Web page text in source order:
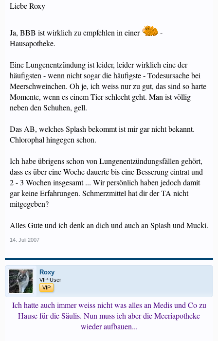
Liebe Roxy
Ja, BBB ist wirklich zu empfehlen in einer
-
Hausapotheke.
Eine Lungenentzündung ist leider, leider wirklich eine der
häufigsten - wenn nicht sogar die häufigste - Todesursache bei
Meerschweinchen. Oh je, ich weiss nur zu gut, das sind so harte
Momente, wenn es einem Tier schlecht geht. Man ist völlig
neben den Schuhen, gell.
Das AB, welches Splash bekommt ist mir gar nicht bekannt.
Chlorophal hingegen schon.
Ich habe übrigens schon von Lungenentzündungsfällen gehört,
dass es über eine Woche dauerte bis eine Besserung eintrat und
2 - 3 Wochen insgesamt ... Wir persönlich haben jedoch damit
gar keine Erfahrungen. Schmerzmittel hat dir der TA nicht
mitgegeben?
Alles Gute und ich denk an dich und auch an Splash und Mucki.
14. Juli 2007
Roxy
VIP-User
VIP
Ich hatte auch immer weiss nicht was alles an Medis und Co zu
Hause für die Säulis. Nun muss ich aber die Meeriapotheke
wieder aufbauen...